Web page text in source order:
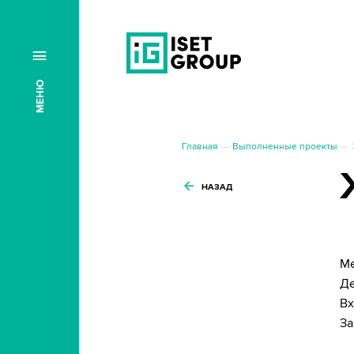
МЕНЮ
Главная Выполненные проекты
НАЗАД